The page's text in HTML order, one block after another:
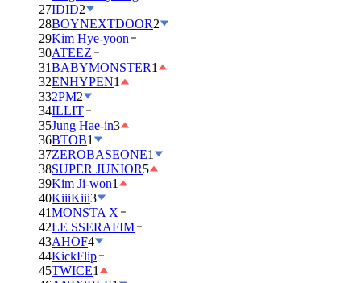
27IDID2
28BOYNEXTDOOR2
29Kim Hye-yoon
30ATEEZ
31BABYMONSTER1
32ENHYPEN1
332PM2
34ILLIT
35Jung Hae-in3
36BTOB1
37ZEROBASEONE1
38SUPER JUNIOR5
39Kim Ji-won1
40KiiiKiii3
41MONSTA X
42LE SSERAFIM
43AHOF4
44KickFlip
45TWICE1